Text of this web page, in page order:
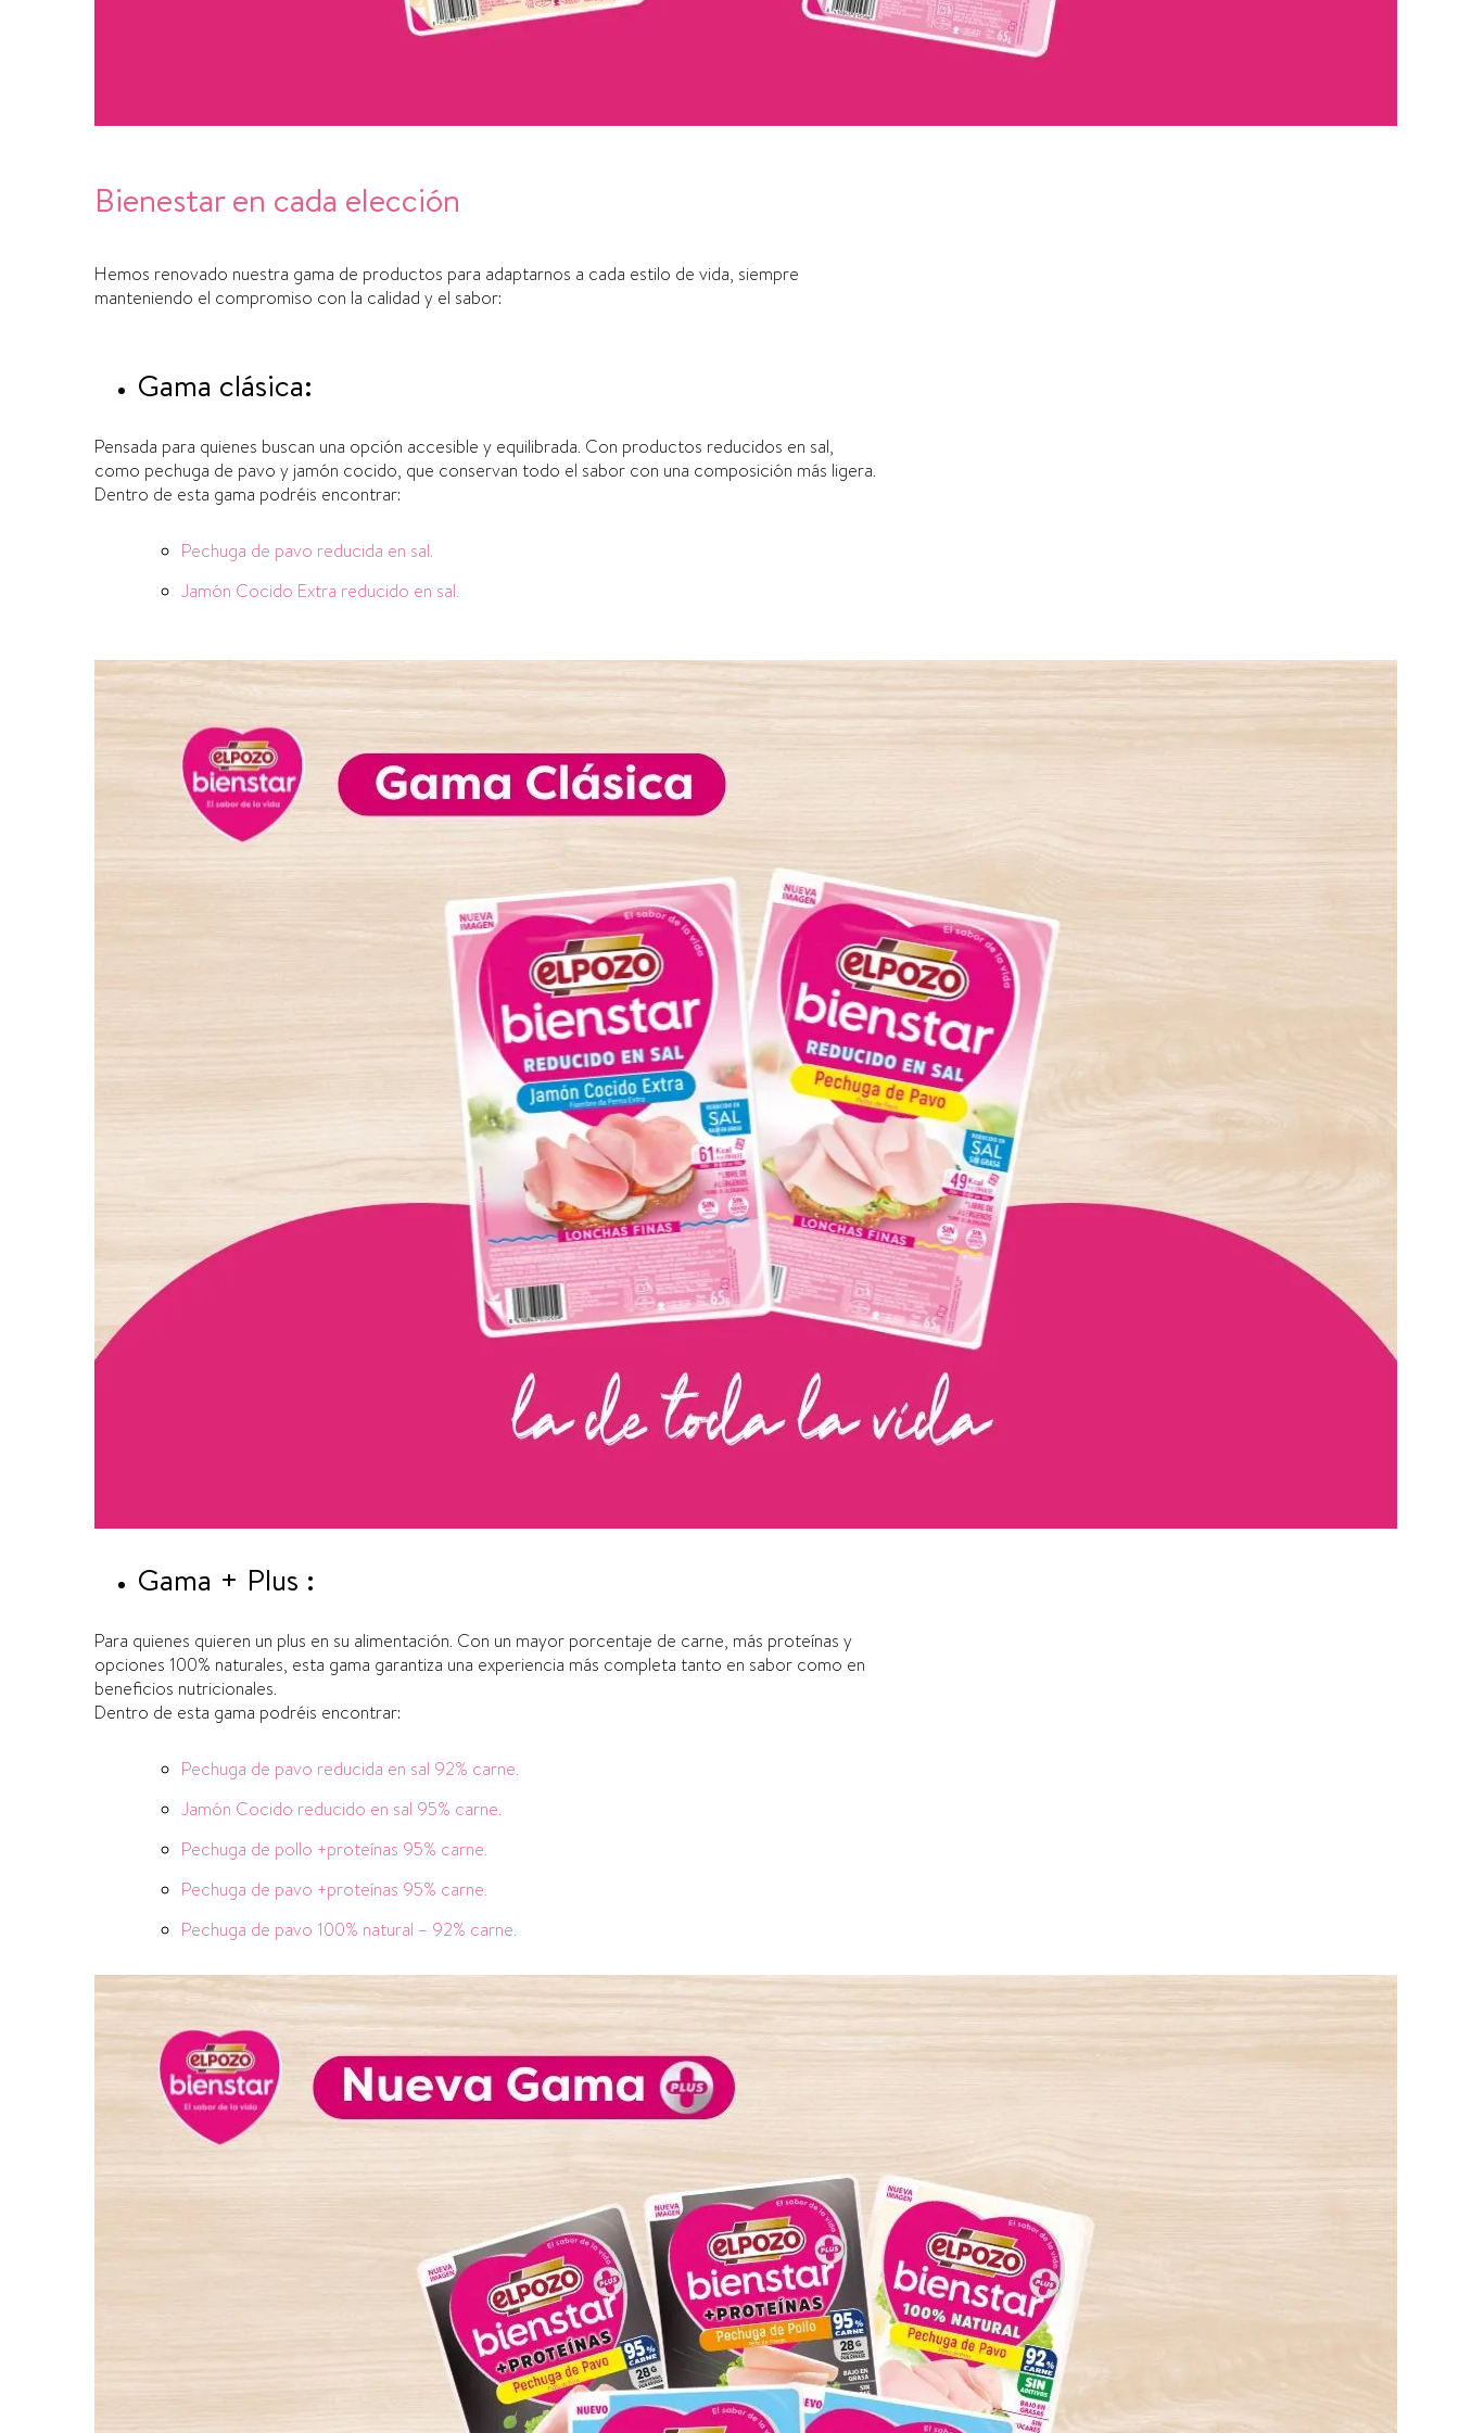
Bienestar en cada elección
Hemos renovado nuestra gama de productos para adaptarnos a cada estilo de vida, siempre
manteniendo el compromiso con la calidad y el sabor:
Gama clásica:
Pensada para quienes buscan una opción accesible y equilibrada. Con productos reducidos en sal,
como pechuga de pavo y jamón cocido, que conservan todo el sabor con una composición más ligera.
Dentro de esta gama podréis encontrar:
Pechuga de pavo reducida en sal.
Jamón Cocido Extra reducido en sal.
Gama + Plus :
Para quienes quieren un plus en su alimentación. Con un mayor porcentaje de carne, más proteínas y
opciones 100% naturales, esta gama garantiza una experiencia más completa tanto en sabor como en
beneficios nutricionales.
Dentro de esta gama podréis encontrar:
Pechuga de pavo reducida en sal 92% carne.
Jamón Cocido reducido en sal 95% carne.
Pechuga de pollo +proteínas 95% carne.
Pechuga de pavo +proteínas 95% carne.
Pechuga de pavo 100% natural – 92% carne.